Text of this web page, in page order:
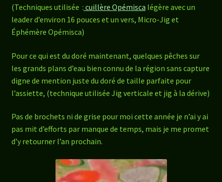
(Techniques utilisée : cuillère Opémisca légère avec un
leader d’environ 16 pouces et un vers, Micro-Jig et
Éphémère Opémisca)
Pour ce qui est du doré maintenant, quelques pêches sur
les grands plans d’eau bien connu de la région sans capture
digne de mention juste du doré de taille parfaite pour
l’assiette, (technique utilisée Jig verticale et jig à la dérive)
Pas de brochets ni de grise pour moi cette année je n’ai y ai
pas mit d’efforts par manque de temps, mais je me promet
d’y retourner l’an prochain.